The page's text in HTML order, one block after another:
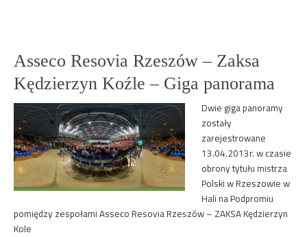
Asseco Resovia Rzeszów – Zaksa
Kędzierzyn Koźle – Giga panorama
Dwie giga panoramy
zostały
zarejestrowane
13.04.2013r. w czasie
obrony tytułu mistrza
Polski w Rzeszowie w
Hali na Podpromiu
pomiędzy zespołami Asseco Resovia Rzeszów – ZAKSA Kędzierzyn
Kole